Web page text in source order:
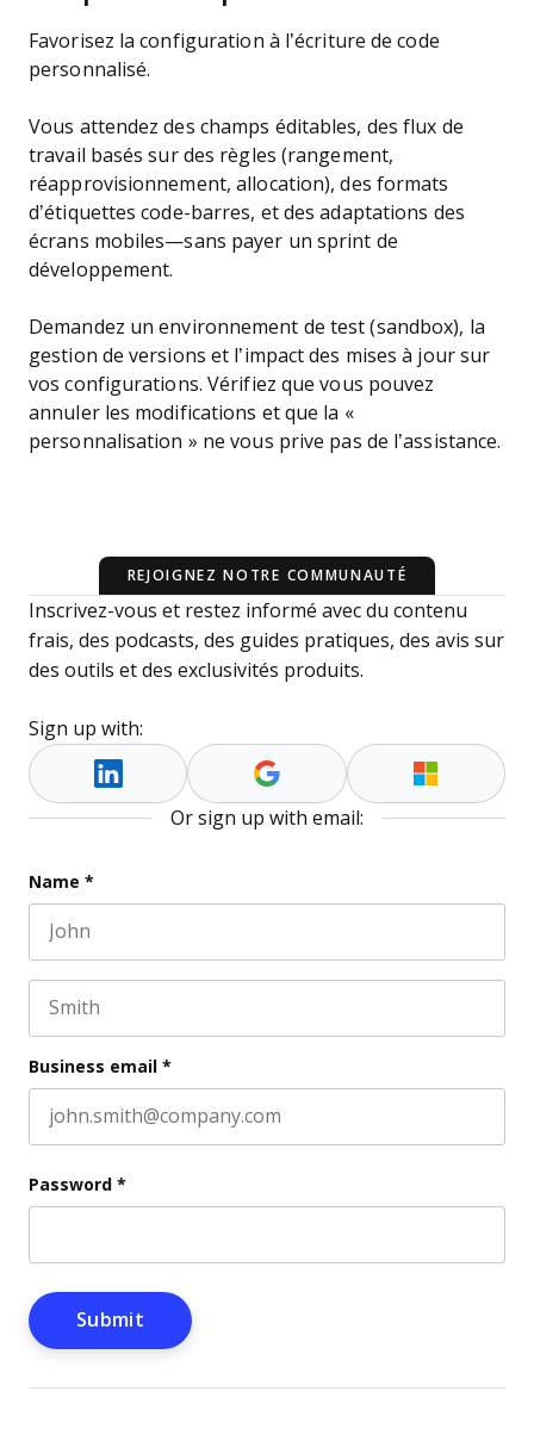
Favorisez la configuration à l’écriture de code
personnalisé.
Vous attendez des champs éditables, des flux de
travail basés sur des règles (rangement,
réapprovisionnement, allocation), des formats
d’étiquettes code-barres, et des adaptations des
écrans mobiles—sans payer un sprint de
développement.
Demandez un environnement de test (sandbox), la
gestion de versions et l’impact des mises à jour sur
vos configurations. Vérifiez que vous pouvez
annuler les modifications et que la «
personnalisation » ne vous prive pas de l’assistance.
REJOIGNEZ NOTRE COMMUNAUTÉ
Inscrivez-vous et restez informé avec du contenu
frais, des podcasts, des guides pratiques, des avis sur
des outils et des exclusivités produits.
Sign up with:
Or sign up with email:
Name
This field is for validation purposes and should be
Name *
Business email *
Password *